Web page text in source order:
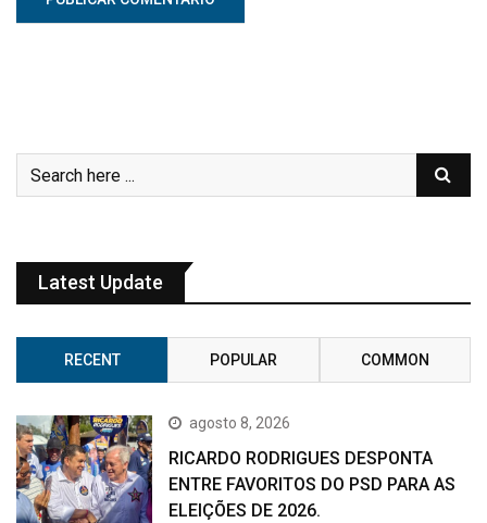
Latest Update
RECENT POPULAR COMMON
agosto 8, 2026
RICARDO RODRIGUES DESPONTA
ENTRE FAVORITOS DO PSD PARA AS
ELEIÇÕES DE 2026.